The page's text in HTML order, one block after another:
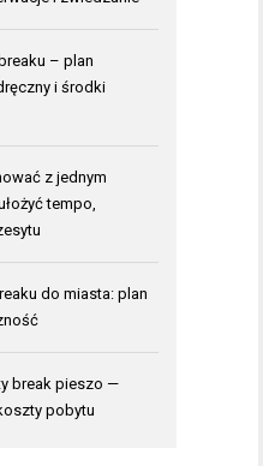
– plan
i środki
z jednym
tempo,
do miasta: plan
break pieszo —
pobytu